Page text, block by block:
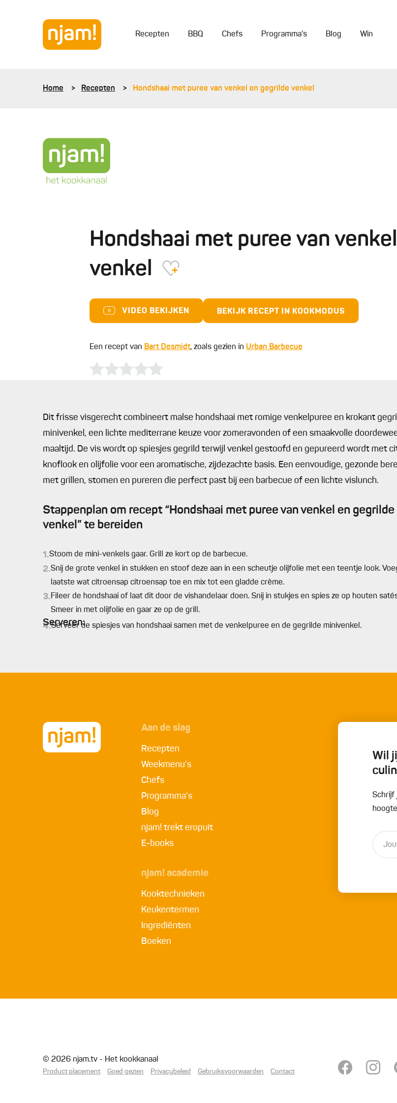
Recepten BBQ Chefs Programma's Blog Win
Home Recepten Hondshaai met puree van venkel en gegrilde venkel
Hondshaai met puree van
venkel
VIDEO BEKIJKEN BEKIJK RECEPT IN KOOKMODUS
Een recept van Bart Desmidt, zoals gezien in Urban Barbecue
Dit frisse visgerecht combineert malse hondshaai met romige venkelpuree en krokant
minivenkel, een lichte mediterrane keuze voor zomeravonden of een smaakvolle
maaltijd. De vis wordt op spiesjes gegrild terwijl venkel gestoofd en gepureerd wordt met
knoflook en olijfolie voor een aromatische, zijdezachte basis. Een eenvoudige, gezonde
met grillen, stomen en pureren die perfect past bij een barbecue of een lichte vislunch.
Stappenplan om recept “Hondshaai met puree van venkel en gegrilde
venkel” te bereiden
1.Stoom de mini-venkels gaar. Grill ze kort op de barbecue.
2.Snij de grote venkel in stukken en stoof deze aan in een scheutje olijfolie met een teentje look.
laatste wat citroensap citroensap toe en mix tot een gladde crème.
3.Fileer de hondshaai of laat dit door de vishandelaar doen. Snij in stukjes en spies ze op houten
Smeer in met olijfolie en gaar ze op de grill.
Serveren:
4.Serveer de spiesjes van hondshaai samen met de venkelpuree en de gegrilde minivenkel.
Aan de slag
Recepten
Weekmenu's
Chefs
Programma's
Blog
njam! trekt eropuit
E-books
njam! academie
Kooktechnieken
Keukentermen
Ingrediënten
Boeken
Wil
Schrijf
© 2026 njam.tv - Het kookkanaal
Product placement Goed gezien Privacybeleid Gebruiksvoorwaarden Contact